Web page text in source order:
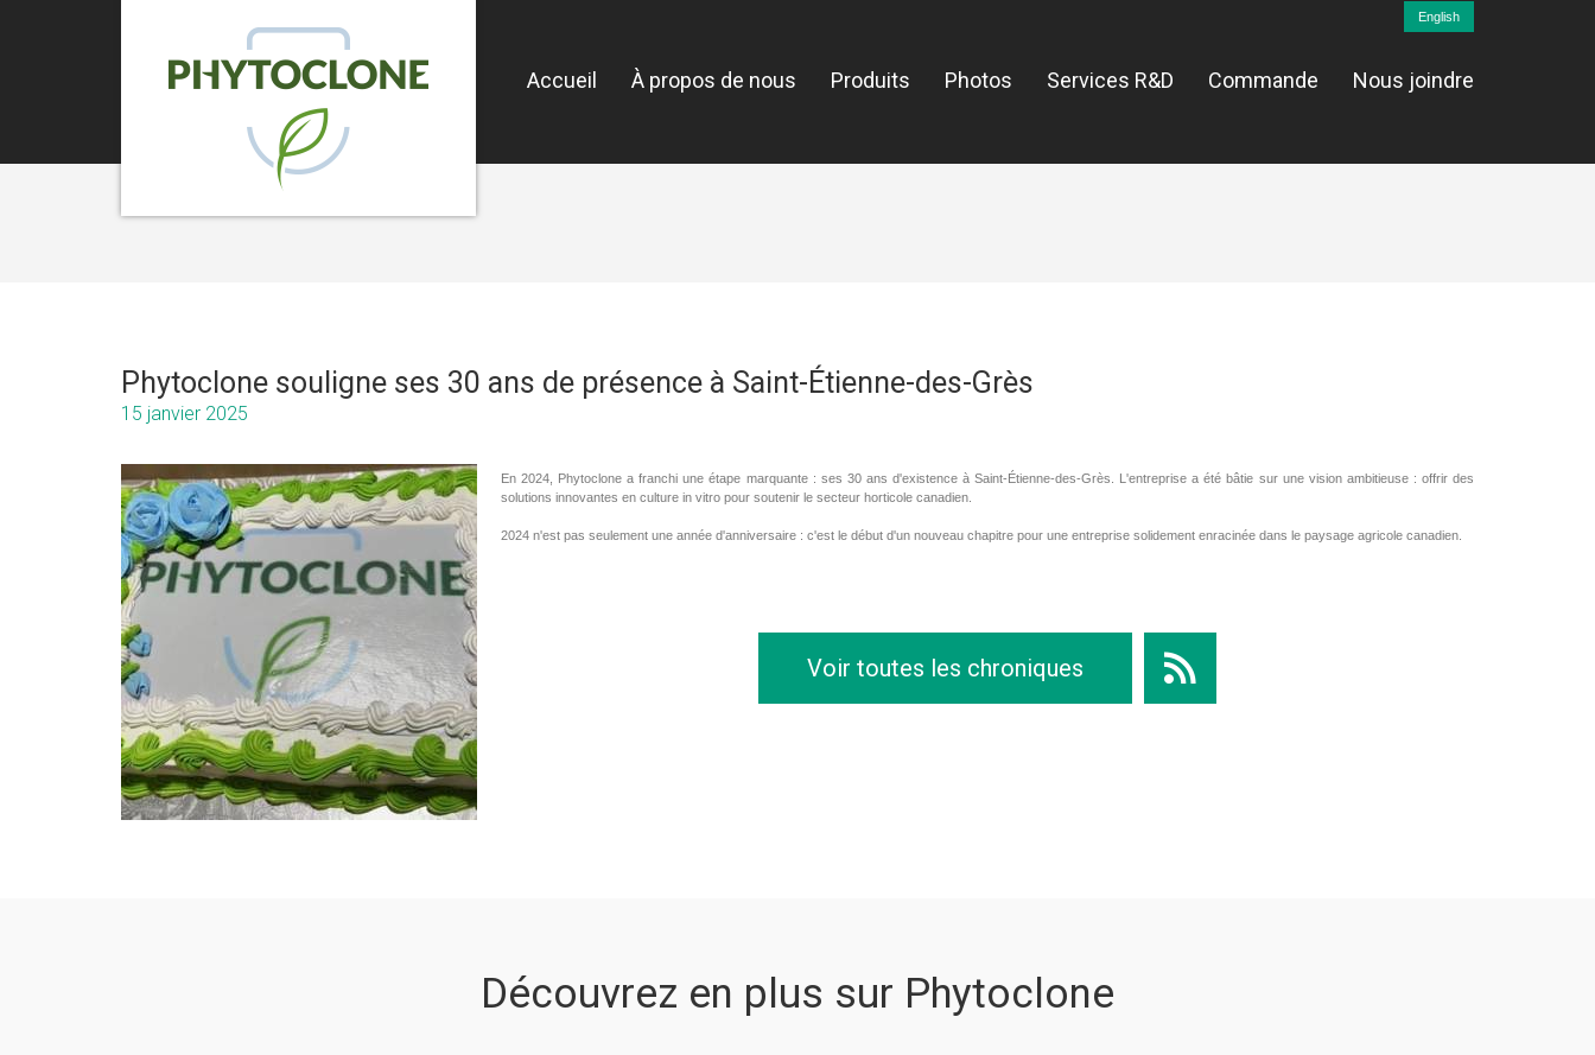
English
Accueil À propos de nous Produits Photos Services R&D Commande Nous joindre
Phytoclone souligne ses 30 ans de présence à Saint-Étienne-des-Grès
15 janvier 2025
En 2024, Phytoclone a franchi une étape marquante : ses 30 ans d'existence à Saint-Étienne-des-Grès. L'entreprise a été bâtie sur une vision ambitieuse : offrir des
solutions innovantes en culture in vitro pour soutenir le secteur horticole canadien.
2024 n'est pas seulement une année d'anniversaire : c'est le début d'un nouveau chapitre pour une entreprise solidement enracinée dans le paysage agricole canadien.
Voir toutes les chroniques 
Découvrez en plus sur Phytoclone